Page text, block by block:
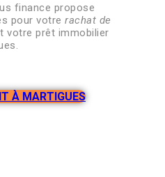
finance propose
pour votre rachat de
votre prêt immobilier
À MARTIGUES